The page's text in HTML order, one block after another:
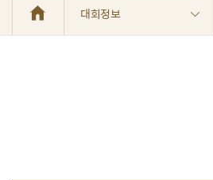
대회정보